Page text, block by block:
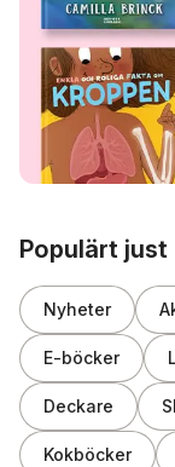
Populärt just
Nyheter
E-böcker
Deckare
Kokböcker